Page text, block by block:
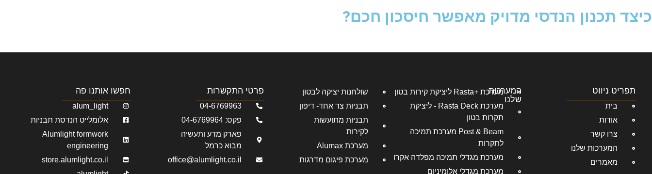
כיצד תכנון הנדסי מדויק מאפשר חיסכון חכם?
תפריט ניווט
בית
אודות
צרו קשר
המערכות שלנו
מאמרים
המערכות
שלנו
מערכת +Rasta ליציקת קירות בטון
מערכת Rasta Deck - ליציקת
תקרות בטון
Post & Beam מערכת תמיכה
לתקרות
מערכת מגדלי תמיכה מפלדה אקרו
מערכת מגדלי אלומיניום
שולחנות יציקה לבטון
תבניות צד אחד- דיפון
תבניות מתועשות
לקירות
מערכת Alumax
מערכת פיגום מדרגות
פרטי התקשרות
04-6769963
פקס: 04-6769964
פארק מדע ותעשיה
מבוא כרמל
office@alumlight.co.il
חפשו אותנו פה
alum_light
אלומלייט הנדסת תבניות
Alumlight formwork
engineering
store.alumlight.co.il